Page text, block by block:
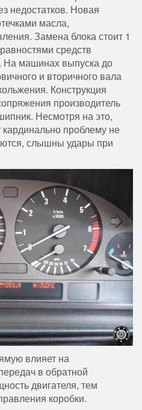
недостатков. Новая
масла,
Замена блока стоит 1
средств
На машинах выпуска до
и вторичного вала
Конструкция
производитель
Несмотря на это,
проблему не
слышны удары при
влияет на
в обратной
двигателя, тем
коробки.